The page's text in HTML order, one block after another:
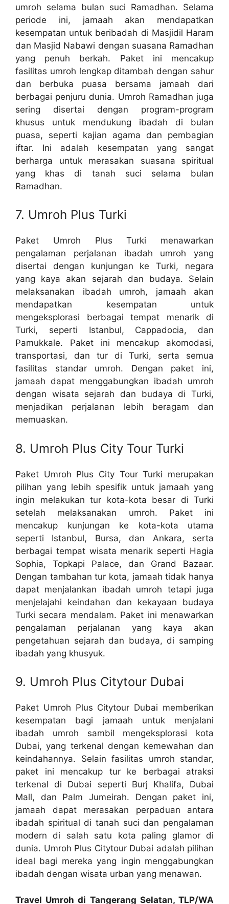
umroh selama bulan suci Ramadhan. Selama
periode ini, jamaah akan mendapatkan
kesempatan untuk beribadah di Masjidil Haram
dan Masjid Nabawi dengan suasana Ramadhan
yang penuh berkah. Paket ini mencakup
fasilitas umroh lengkap ditambah dengan sahur
dan berbuka puasa bersama jamaah dari
berbagai penjuru dunia. Umroh Ramadhan juga
sering disertai dengan program-program
khusus untuk mendukung ibadah di bulan
puasa, seperti kajian agama dan pembagian
iftar. Ini adalah kesempatan yang sangat
berharga untuk merasakan suasana spiritual
yang khas di tanah suci selama bulan
Ramadhan.
7. Umroh Plus Turki
Paket Umroh Plus Turki menawarkan
pengalaman perjalanan ibadah umroh yang
disertai dengan kunjungan ke Turki, negara
yang kaya akan sejarah dan budaya. Selain
melaksanakan ibadah umroh, jamaah akan
mendapatkan kesempatan untuk
mengeksplorasi berbagai tempat menarik di
Turki, seperti Istanbul, Cappadocia, dan
Pamukkale. Paket ini mencakup akomodasi,
transportasi, dan tur di Turki, serta semua
fasilitas standar umroh. Dengan paket ini,
jamaah dapat menggabungkan ibadah umroh
dengan wisata sejarah dan budaya di Turki,
menjadikan perjalanan lebih beragam dan
memuaskan.
8. Umroh Plus City Tour Turki
Paket Umroh Plus City Tour Turki merupakan
pilihan yang lebih spesifik untuk jamaah yang
ingin melakukan tur kota-kota besar di Turki
setelah melaksanakan umroh. Paket ini
mencakup kunjungan ke kota-kota utama
seperti Istanbul, Bursa, dan Ankara, serta
berbagai tempat wisata menarik seperti Hagia
Sophia, Topkapi Palace, dan Grand Bazaar.
Dengan tambahan tur kota, jamaah tidak hanya
dapat menjalankan ibadah umroh tetapi juga
menjelajahi keindahan dan kekayaan budaya
Turki secara mendalam. Paket ini menawarkan
pengalaman perjalanan yang kaya akan
pengetahuan sejarah dan budaya, di samping
ibadah yang khusyuk.
9. Umroh Plus Citytour Dubai
Paket Umroh Plus Citytour Dubai memberikan
kesempatan bagi jamaah untuk menjalani
ibadah umroh sambil mengeksplorasi kota
Dubai, yang terkenal dengan kemewahan dan
keindahannya. Selain fasilitas umroh standar,
paket ini mencakup tur ke berbagai atraksi
terkenal di Dubai seperti Burj Khalifa, Dubai
Mall, dan Palm Jumeirah. Dengan paket ini,
jamaah dapat merasakan perpaduan antara
ibadah spiritual di tanah suci dan pengalaman
modern di salah satu kota paling glamor di
dunia. Umroh Plus Citytour Dubai adalah pilihan
ideal bagi mereka yang ingin menggabungkan
ibadah dengan wisata urban yang menawan.
Travel Umroh di Tangerang Selatan, TLP/WA